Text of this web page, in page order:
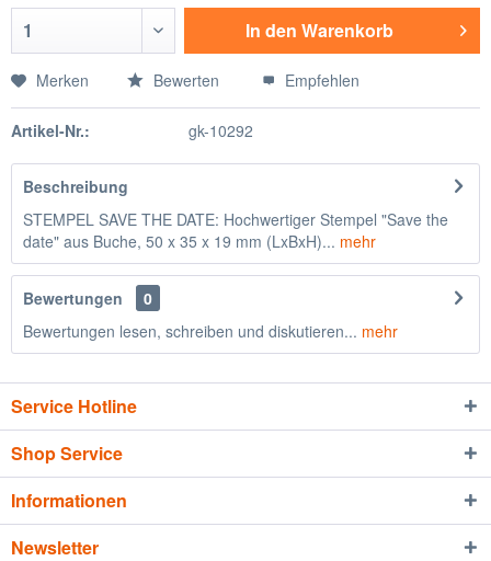
In den Warenkorb
Merken Bewerten Empfehlen
Artikel-Nr.: gk-10292
Beschreibung
STEMPEL SAVE THE DATE: Hochwertiger Stempel "Save the
date" aus Buche, 50 x 35 x 19 mm (LxBxH)... mehr
Bewertungen
0
Bewertungen lesen, schreiben und diskutieren... mehr
Service Hotline
Shop Service
Informationen
Newsletter